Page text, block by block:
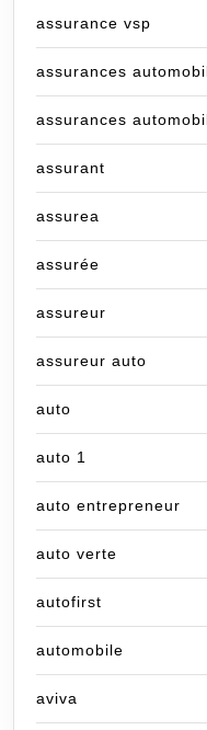
assurance vsp
assurances
assurances
assurant
assurea
assurée
assureur
assureur auto
auto
auto 1
auto entrepreneur
auto verte
autofirst
automobile
aviva